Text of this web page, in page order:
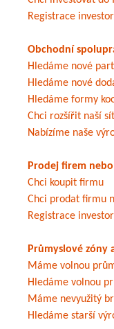
Registrace
Obchodní
Hledáme nové
Hledáme nové
Hledáme formy
Chci rozšířit naší
Nabízíme naše
Prodej firem
Chci koupit firmu
Chci prodat firmu
Registrace
Průmyslové zóny
Máme volnou
Hledáme volnou
Máme nevyužitý
Hledáme starší